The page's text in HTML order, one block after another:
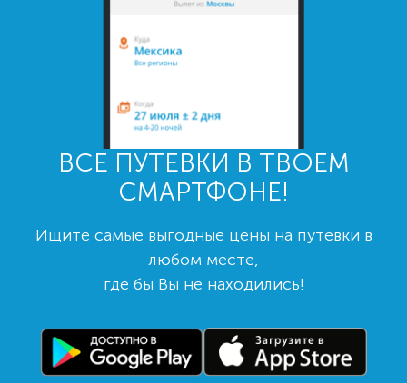
ВСЕ ПУТЕВКИ В ТВОЕМ
СМАРТФОНЕ!
Ищите самые выгодные цены на путевки в
любом месте,
где бы Вы не находились!